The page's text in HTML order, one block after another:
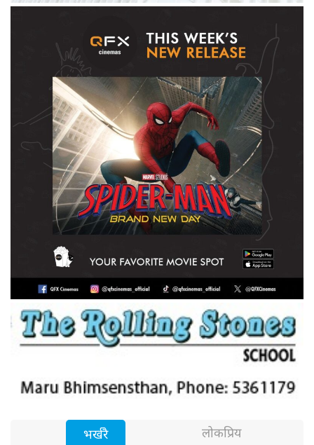
भर्खरै लोकप्रिय